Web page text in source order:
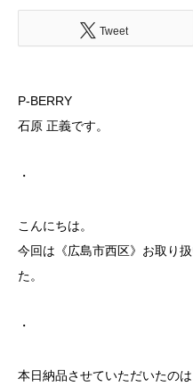
Tweet
P-BERRY
石原 正義です。
・
こんにちは。
今回は《広島市西区》お取り
た。
・
本日納品させていただいたの